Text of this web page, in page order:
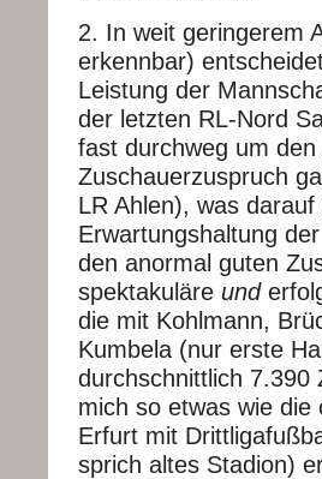
2. In weit geringerem
erkennbar)
Leistung der
der letzten RL-Nord
fast durchweg um
Zuschauerzuspruch
LR Ahlen), was
Erwartungshaltung
den anormal guten
spektakuläre und
die mit Kohlmann,
Kumbela (nur erste
durchschnittlich 7.390
mich so etwas wie
Erfurt mit
sprich altes Stadion)